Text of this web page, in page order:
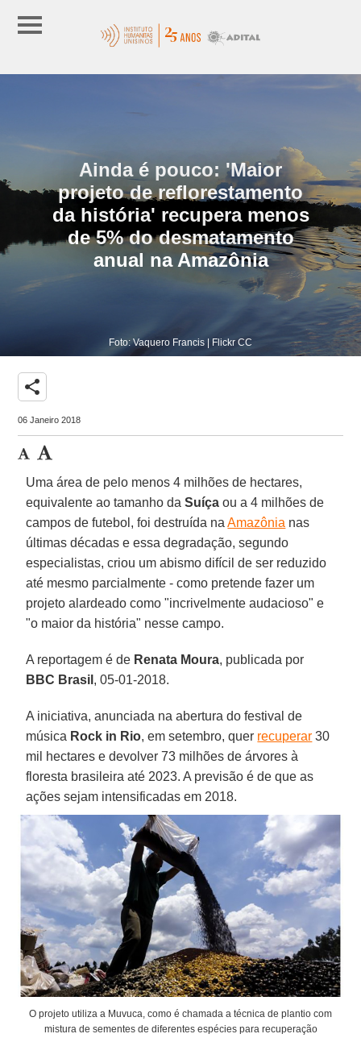
Ainda é pouco: 'Maior
projeto de reflorestamento
da história' recupera menos
de 5% do desmatamento
anual na Amazônia
Foto: Vaquero Francis | Flickr CC
share
06 Janeiro 2018
Uma área de pelo menos 4 milhões de hectares,
equivalente ao tamanho daSuíça ou a 4 milhões de
campos de futebol, foi destruída naAmazônia nas
últimas décadas e essa degradação, segundo
especialistas, criou um abismo difícil de ser reduzido
até mesmo parcialmente - como pretende fazer um
projeto alardeado como "incrivelmente audacioso" e
"o maior da história" nesse campo.
A reportagem é de Renata Moura, publicada por
BBC Brasil , 05-01-2018.
A iniciativa, anunciada na abertura do festival de
música Rock in Rio, em setembro, quer recuperar 30
mil hectares e devolver 73 milhões de árvores à
floresta brasileira até 2023. A previsão é de que as
ações sejam intensificadas em 2018.
O projeto utiliza a Muvuca, como é chamada a técnica de plantio com
mistura de sementes de diferentes espécies para recuperação